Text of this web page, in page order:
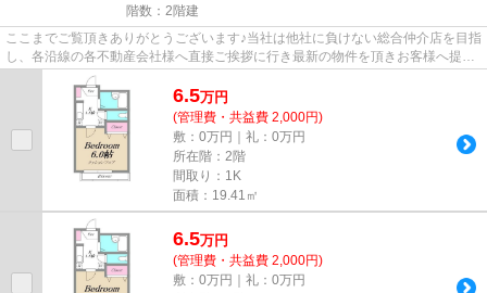
階数：2階建
ここまでご覧頂きありがとうございます♪当社は他社に負けない総合仲介店を目指
し、各沿線の各不動産会社様へ直接ご挨拶に行き最新の物件を頂きお客様へ提供
しております！最新の情報は...
6.5万円
(管理費・共益費 2,000円)
敷：0万円｜礼：0万円
所在階：2階
間取り：1K
面積：19.41㎡
6.5万円
(管理費・共益費 2,000円)
敷：0万円｜礼：0万円